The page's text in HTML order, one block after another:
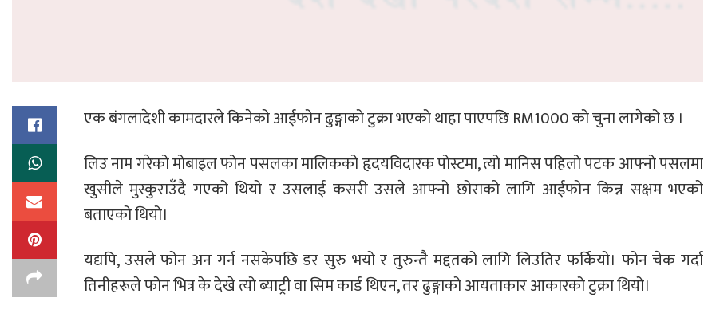
एक बंगलादेशी कामदारले किनेको आईफोन ढुङ्गाको टुक्रा भएको थाहा पाएपछि RM1000 को चुना लागेको छ ।
लिउ नाम गरेको मोबाइल फोन पसलका मालिकको हृदयविदारक पोस्टमा, त्यो मानिस पहिलो पटक आफ्नो पसलमा
खुसीले मुस्कुराउँदै गएको थियो र उसलाई कसरी उसले आफ्नो छोराको लागि आईफोन किन्न सक्षम भएको
बताएको थियो।
यद्यपि, उसले फोन अन गर्न नसकेपछि डर सुरु भयो र तुरुन्तै मद्दतको लागि लिउतिर फर्कियो। फोन चेक गर्दा
तिनीहरूले फोन भित्र के देखे त्यो ब्याट्री वा सिम कार्ड थिएन, तर ढुङ्गाको आयताकार आकारको टुक्रा थियो।